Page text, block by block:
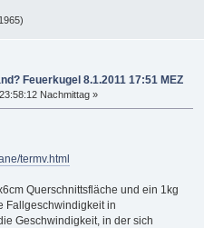
Feuerkugel 8.1.2011 17:51 MEZ
Nachmittag »
termv.html
Querschnittsfläche und ein 1kg
Fallgeschwindigkeit in
Geschwindigkeit, in der sich